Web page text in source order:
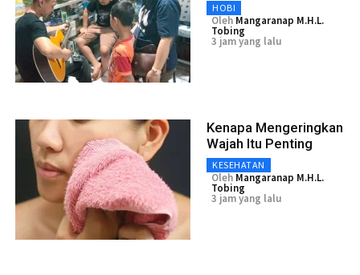
HOBI
Oleh Mangaranap M.H.L.
Tobing
3 jam yang lalu
Kenapa Mengeringkan
Wajah Itu Penting
KESEHATAN
Oleh Mangaranap M.H.L.
Tobing
3 jam yang lalu